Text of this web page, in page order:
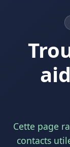
Cette page
contacts